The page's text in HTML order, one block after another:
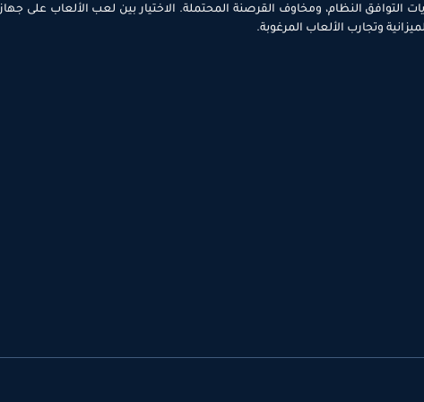
التوافق النظام، ومخاوف القرصنة المحتملة. الاختيار بين لعب الألعاب على جهاز
وتجارب الألعاب المرغوبة.